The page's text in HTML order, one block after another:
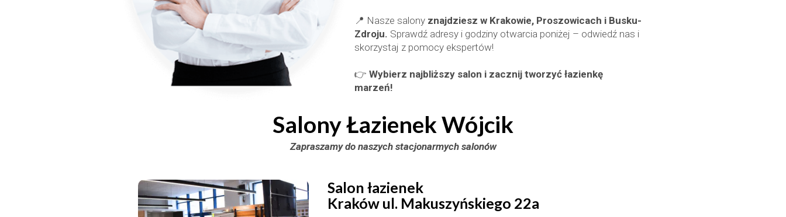
📍 Nasze salonyznajdziesz w Krakowie, Proszowicach i Busku-
Zdroju. Sprawdź adresy i godziny otwarcia poniżej – odwiedź nas i
skorzystaj z pomocy ekspertów!
👉 Wybierz najbliższy salon i zacznij tworzyć łazienkę
marzeń!
Salon łazienek
Kraków ul. Makuszyńskiego 22a
Salony Łazienek Wójcik
Zapraszamy do naszych stacjonarmych salonów